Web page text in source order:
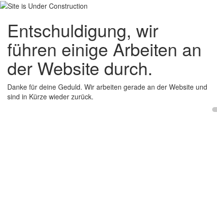
Entschuldigung, wir
führen einige Arbeiten an
der Website durch.
Danke für deine Geduld. Wir arbeiten gerade an der Website und
sind in Kürze wieder zurück.